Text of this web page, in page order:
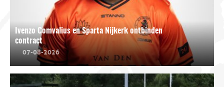
Ivenzo Comvalius en Sparta Nijkerk ontbinden
contract
07-08-2026